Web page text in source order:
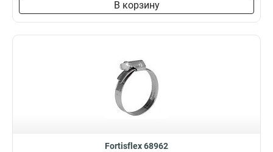
В корзину
Fortisflex 68962